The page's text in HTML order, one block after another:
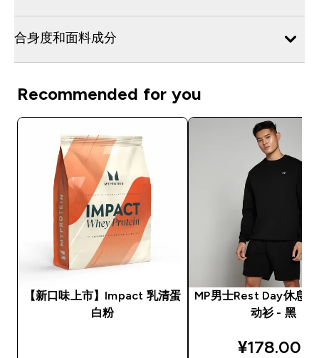
合身度和面料成分
Recommended for you
【新口味上市】Impact 乳清蛋
白粉
MP男士Rest Day休息
动衫 - 黑
¥178.00‎